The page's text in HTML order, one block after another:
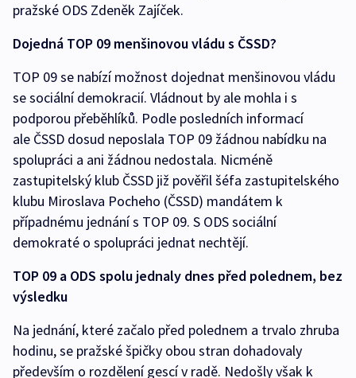
pražské ODS Zdeněk Zajíček.
Dojedná TOP 09 menšinovou vládu s ČSSD?
TOP 09 se nabízí možnost dojednat menšinovou vládu
se sociální demokracií. Vládnout by ale mohla i s
podporou přeběhlíků. Podle posledních informací
ale ČSSD dosud neposlala TOP 09 žádnou nabídku na
spolupráci a ani žádnou nedostala. Nicméně
zastupitelský klub ČSSD již pověřil šéfa zastupitelského
klubu Miroslava Pocheho (ČSSD) mandátem k
případnému jednání s TOP 09. S ODS sociální
demokraté o spolupráci jednat nechtějí.
TOP 09 a ODS spolu jednaly dnes před polednem, bez
výsledku
Na jednání, které začalo před polednem a trvalo zhruba
hodinu, se pražské špičky obou stran dohadovaly
především o rozdělení gescí v radě. Nedošly však k